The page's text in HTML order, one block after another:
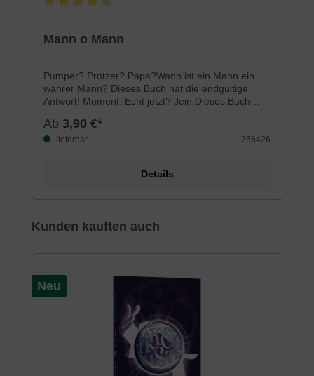
Mann o Mann
Pumper? Protzer? Papa?Wann ist ein Mann ein
wahrer Mann? Dieses Buch hat die endgültige
Antwort! Moment. Echt jetzt? Jein.Dieses Buch
König David aus der Bibel, den Gott selbst »Mann
nach dem Herzen Gottes« genannt hat. An Davids
heute lebst, wirst Du morgen sein. Und
Ab 3,90 €*
lieferbar 256426
Details
Produktgalerie überspringen
Kunden kauften auch
Neu